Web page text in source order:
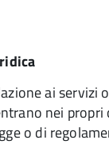
ai
nei
o di